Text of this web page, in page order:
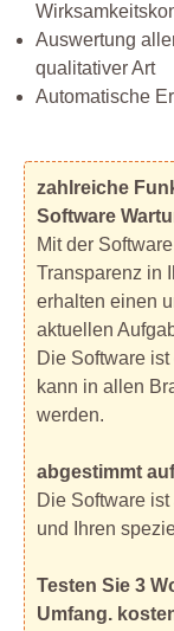
Auswertung
qualitativer Art
Automatische
zahlreiche
Software
Mit der
Transparenz in
erhalten einen
aktuellen
Die Software
kann in allen
werden.
abgestimmt
Die Software
und Ihren
Testen Sie 3
Umfang.